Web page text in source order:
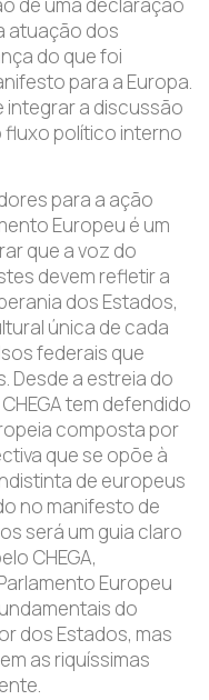
atuação dos
do que foi
para a Europa.
integrar a discussão
político interno
para a ação
Europeu é um
que a voz do
devem refletir a
dos Estados,
única de cada
federais que
Desde a estreia do
tem defendido
composta por
que se opõe à
de europeus
no manifesto de
será um guia claro
CHEGA,
Europeu
do
dos Estados, mas
as riquíssimas